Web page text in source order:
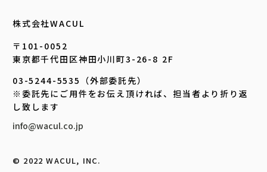
株式会社WACUL
〒101-0052
東京都千代田区神田小川町3-26-8 2F
03-5244-5535（外部委託先）
※委託先にご用件をお伝え頂ければ、担当者より折り返
し致します
info@wacul.co.jp
©︎ 2022 WACUL, INC.